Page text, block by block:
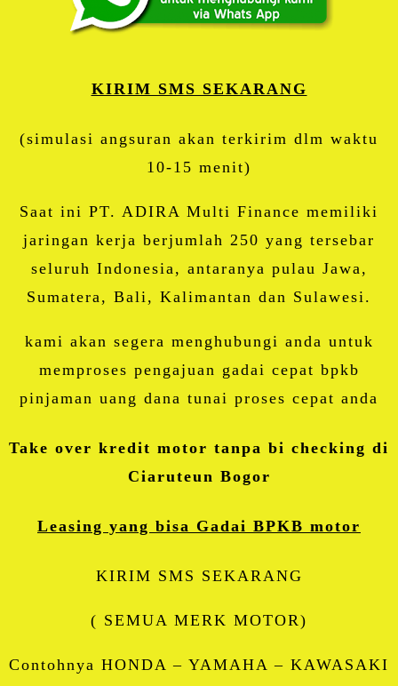
KIRIM SMS SEKARANG
(simulasi angsuran akan terkirim dlm waktu
10-15 menit)
Saat ini PT. ADIRA Multi Finance memiliki
jaringan kerja berjumlah 250 yang tersebar
seluruh Indonesia, antaranya pulau Jawa,
Sumatera, Bali, Kalimantan dan Sulawesi.
kami akan segera menghubungi anda untuk
memproses pengajuan gadai cepat bpkb
pinjaman uang dana tunai proses cepat anda
Take over kredit motor tanpa bi checking di
Ciaruteun Bogor
Leasing yang bisa Gadai BPKB motor
KIRIM SMS SEKARANG
( SEMUA MERK MOTOR)
Contohnya HONDA – YAMAHA – KAWASAKI